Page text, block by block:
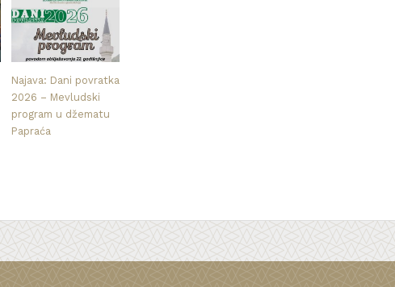
Najava: Dani povratka
2026 – Mevludski
program u džematu
Papraća